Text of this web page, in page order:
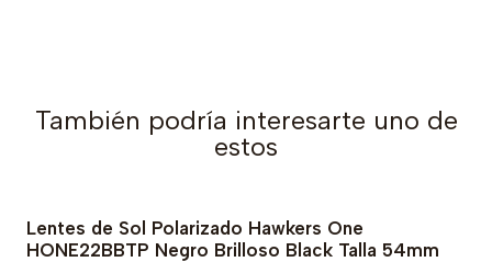
También podría interesarte uno de
estos
-78% OFF
Lentes de Sol Polarizado Hawkers One
HONE22BBTP Negro Brilloso Black Talla 54mm